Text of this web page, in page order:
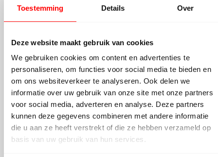
Toestemming Details Over
Deze website maakt gebruik van cookies
We gebruiken cookies om content en advertenties te
personaliseren, om functies voor social media te bieden en
om ons websiteverkeer te analyseren. Ook delen we
informatie over uw gebruik van onze site met onze partners
voor social media, adverteren en analyse. Deze partners
kunnen deze gegevens combineren met andere informatie
die u aan ze heeft verstrekt of die ze hebben verzameld op
basis van uw gebruik van hun services.
Bovenlandweg 10
7671 BE Vriezenveen
Dichtbij Almelo
Telefoonnummer
0546 – 750 238
020 – 820 8730
076 – 200 3195